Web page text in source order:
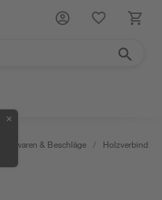
✕
Eisenwaren & Beschläge / Holzverbinder